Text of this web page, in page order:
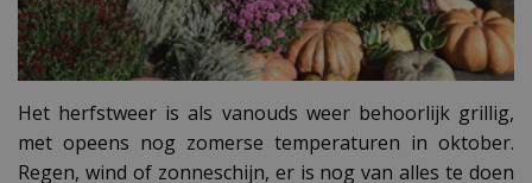
Het herfstweer is als vanouds weer behoorlijk grillig,
met opeens nog zomerse temperaturen in oktober.
Regen, wind of zonneschijn, er is nog van alles te doen